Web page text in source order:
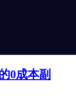
0成本副